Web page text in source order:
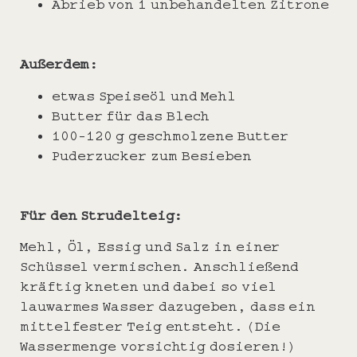
Abrieb von 1 unbehandelten Zitrone
Außerdem:
etwas Speiseöl und Mehl
Butter für das Blech
100-120 g geschmolzene Butter
Puderzucker zum Besieben
Für den Strudelteig:
Mehl, Öl, Essig und Salz in einer
Schüssel vermischen. Anschließend
kräftig kneten und dabei so viel
lauwarmes Wasser dazugeben, dass ein
mittelfester Teig entsteht. (Die
Wassermenge vorsichtig dosieren!)